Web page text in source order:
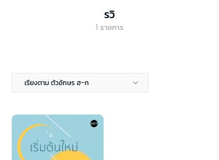
รวิ
1 รายการ
เรียงตาม ตัวอักษร ฮ-ก